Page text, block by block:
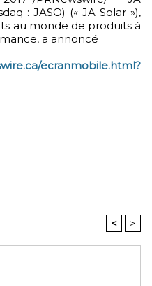
: JASO) (« JA Solar »),
au monde de produits à
a annoncé
ecranmobile.html?
< >